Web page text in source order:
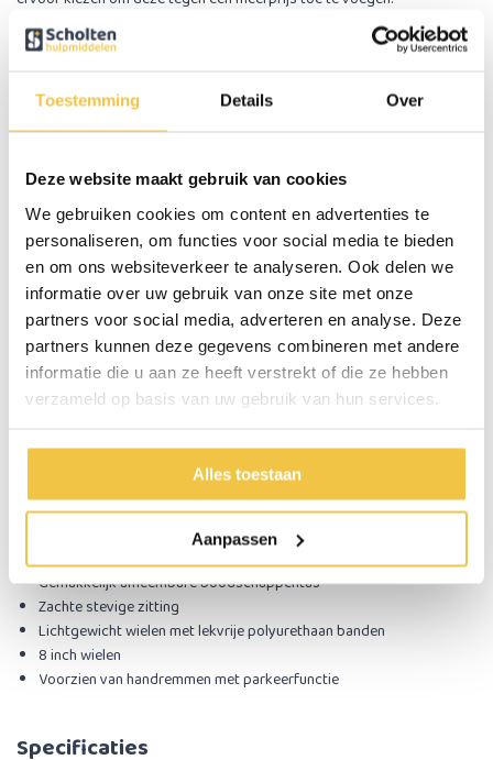
Toestemming Details Over
Deze website maakt gebruik van cookies
We gebruiken cookies om content en advertenties te
personaliseren, om functies voor social media te bieden
en om ons websiteverkeer te analyseren. Ook delen we
informatie over uw gebruik van onze site met onze
partners voor social media, adverteren en analyse. Deze
partners kunnen deze gegevens combineren met andere
informatie die u aan ze heeft verstrekt of die ze hebben
verzameld op basis van uw gebruik van hun services.
Alles toestaan
Aanpassen
Soft wheelsExtra zachte softwielen voor meer demping. Dit zijn de
ontvangt u de extra zachte wielen in plaats van de standaard wielen.
vanaf kan vallen.
StokhouderHier kan een wandelstok op gezet worden, handig voor
als u een wandelstok mee wilt nemen.
BekerhouderHier kan een flesje of blikje drinken in geplaatst worden.
SleepremmenMet sleepremmen kunt u permanent weerstand creëren
op de wielen waardoor de rollator constant afgeremd wordt. Dit is een
ideale oplossing voor personen die een rollator te snel voortduwen.
Belangrijke eigenschappen:
Geen remkabels zichtbaar, optimale veiligheid
Onderhoudsarm
Gemakkelijk afneembare boodschappentas
Zachte stevige zitting
Lichtgewicht wielen met lekvrije polyurethaan banden
8 inch wielen
​Voorzien van handremmen met parkeerfunctie
Specificaties